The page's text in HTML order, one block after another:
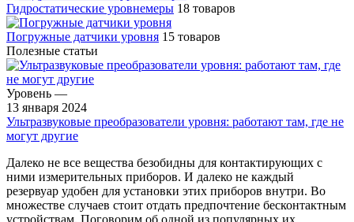
Гидростатические уровнемеры 18 товаров
Погружные датчики уровня 15 товаров
Полезные статьи
Уровень —
13 января 2024
Ультразвуковые преобразователи уровня: работают там, где не
могут другие
Далеко не все вещества безобидны для контактирующих с
ними измерительных приборов. И далеко не каждый
резервуар удобен для установки этих приборов внутри. Во
множестве случаев стоит отдать предпочтение бесконтактным
устройствам. Поговорим об одной из популярных их